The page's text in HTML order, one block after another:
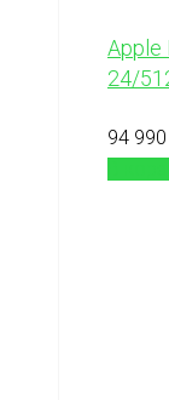
Apple
24/
94 990